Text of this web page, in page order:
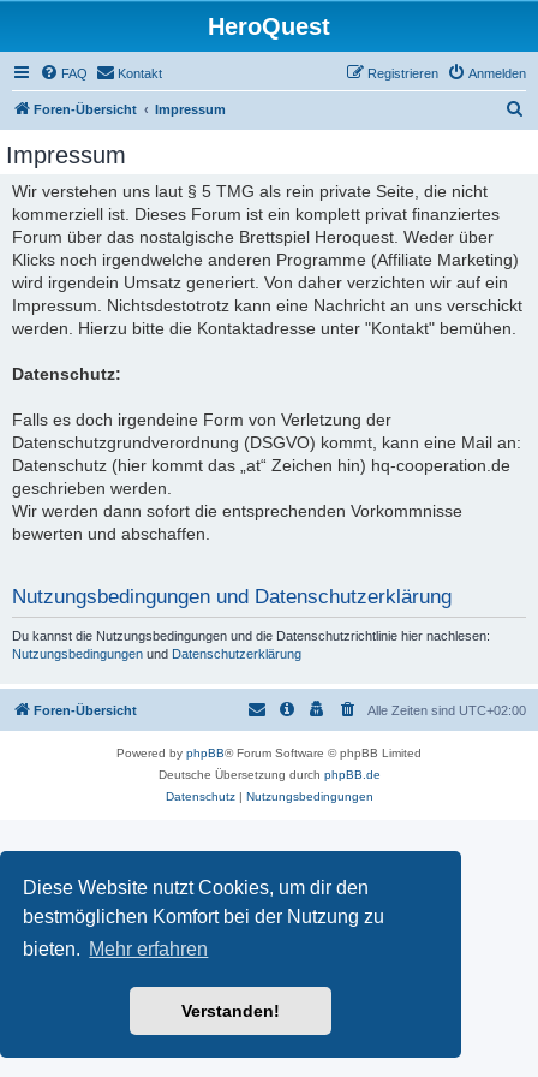
Diese Website nutzt Cookies, um dir den
bestmöglichen Komfort bei der Nutzung zu
bieten. Mehr erfahren
Verstanden!
HeroQuest
FAQ Kontakt Anmelden
Registrieren
Foren-Übersicht Impressum
Impressum
Wir verstehen uns laut § 5 TMG als rein private Seite, die nicht
kommerziell ist. Dieses Forum ist ein komplett privat finanziertes
Forum über das nostalgische Brettspiel Heroquest. Weder über
Klicks noch irgendwelche anderen Programme (Affiliate Marketing)
wird irgendein Umsatz generiert. Von daher verzichten wir auf ein
Impressum. Nichtsdestotrotz kann eine Nachricht an uns verschickt
werden. Hierzu bitte die Kontaktadresse unter "Kontakt" bemühen.
Datenschutz:
Falls es doch irgendeine Form von Verletzung der
Datenschutzgrundverordnung (DSGVO) kommt, kann eine Mail an:
Datenschutz (hier kommt das „at“ Zeichen hin) hq-cooperation.de
geschrieben werden.
Wir werden dann sofort die entsprechenden Vorkommnisse
bewerten und abschaffen.
Nutzungsbedingungen und Datenschutzerklärung
Du kannst die Nutzungsbedingungen und die Datenschutzrichtlinie hier nachlesen:
Nutzungsbedingungen und Datenschutzerklärung
Foren-Übersicht Alle Zeiten sind UTC+02:00
Powered by phpBB® Forum Software © phpBB Limited
Deutsche Übersetzung durch phpBB.de
Datenschutz| Nutzungsbedingungen